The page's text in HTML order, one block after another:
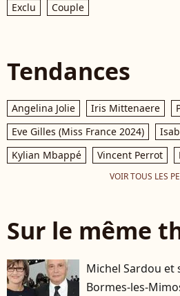
Exclu
Couple
Tendances
Angelina Jolie Iris Mittenaere
Eve Gilles (Miss France 2024)
Kylian Mbappé
Vincent Perrot
VOIR TOUS LES
Sur le même
Michel Sardou et
Bormes-les-